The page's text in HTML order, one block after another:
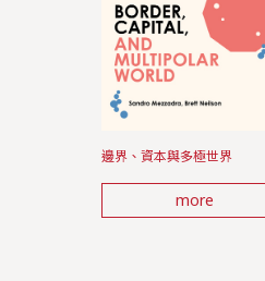
邊界、資本與多極世界
more